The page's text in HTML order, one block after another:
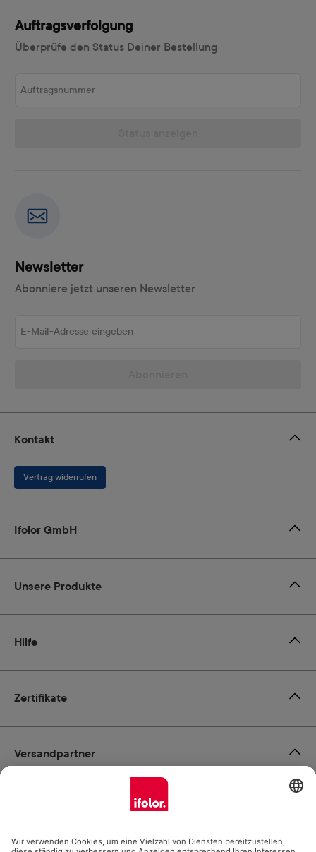
Auftragsverfolgung
Überprüfe den Status Deiner Bestellung
Newsletter
Abonniere jetzt unseren Newsletter
Zertifikate
Kontakt
Vertrag widerrufen
Ifolor GmbH
Unsere Produkte
Hilfe
Zahlungsmöglichkeiten
Versandpartner